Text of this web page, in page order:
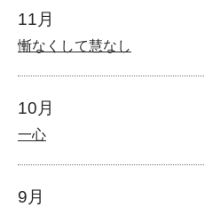
11月
慚なくして慧なし
10月
一心
9月